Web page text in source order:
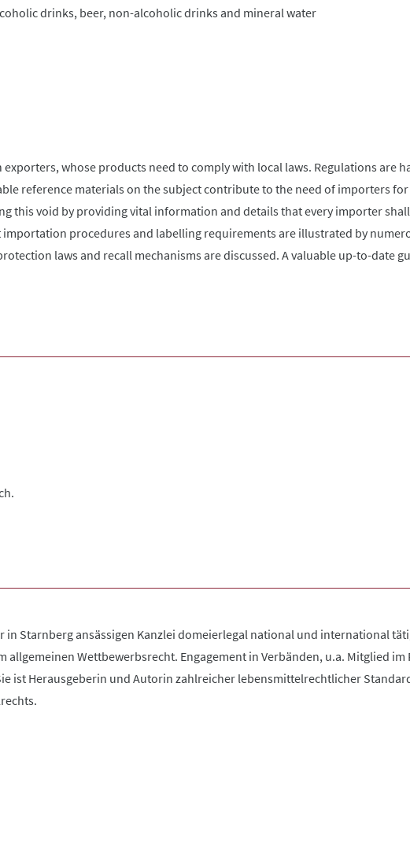
drinks, beer, non-alcoholic drinks and mineral water
whose products need to comply with local laws. Regulations are
reference materials on the subject contribute to the need of importers
this void by providing vital information and details that every importer
procedures and labelling requirements are illustrated by
laws and recall mechanisms are discussed. A valuable up-to-date
Starnberg ansässigen Kanzlei domeierlegal national und international
Wettbewerbsrecht. Engagement in Verbänden, u.a. Mitglied im
ist Herausgeberin und Autorin zahlreicher lebensmittelrechtlicher